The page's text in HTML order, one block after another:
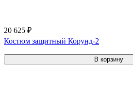
20 625 ₽
Костюм защитный Корунд-2
В корзину